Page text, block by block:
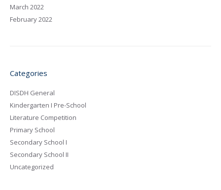
March 2022
February 2022
Categories
DISDH General
Kindergarten I Pre-School
Literature Competition
Primary School
Secondary School I
Secondary School II
Uncategorized